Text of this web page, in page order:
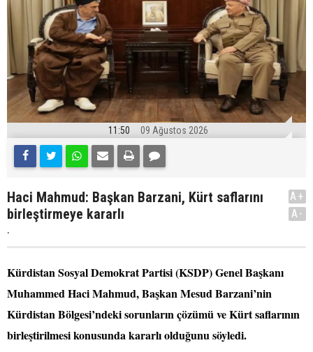
11:50 09 Ağustos 2026
Haci Mahmud: Başkan Barzani, Kürt saflarını
birleştirmeye kararlı
.
A+
A-
Kürdistan Sosyal Demokrat Partisi (KSDP) Genel Başkanı
Muhammed Haci Mahmud, Başkan Mesud Barzani’nin
Kürdistan Bölgesi’ndeki sorunların çözümü ve Kürt saflarının
birleştirilmesi konusunda kararlı olduğunu söyledi.